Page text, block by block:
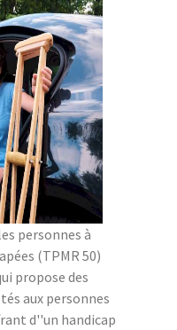
personnes à
(TPMR 50)
propose des
aux personnes
d''un handicap